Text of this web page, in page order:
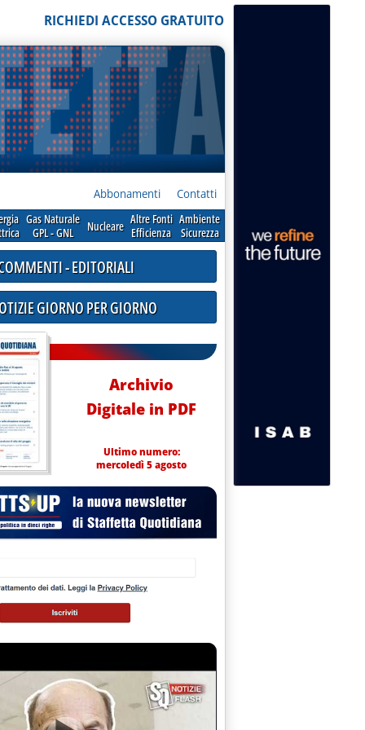
RICHIEDI ACCESSO GRATUITO
Abbonamenti Contatti
Gas Naturale
GPL - GNL
Nucleare Altre Fonti
Efficienza
Ambiente
Sicurezza
0.0.
DELLA CONFERENZA NUOVA CONVOCAZIONE PER IL 18
0.0.
- EDITORIALI
GIORNO PER GIORNO
Archivio
Digitale in PDF
Ultimo numero:
mercoledì 5 agosto